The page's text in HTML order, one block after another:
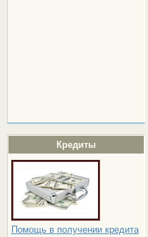
Кредиты
Помощь в получении кредита